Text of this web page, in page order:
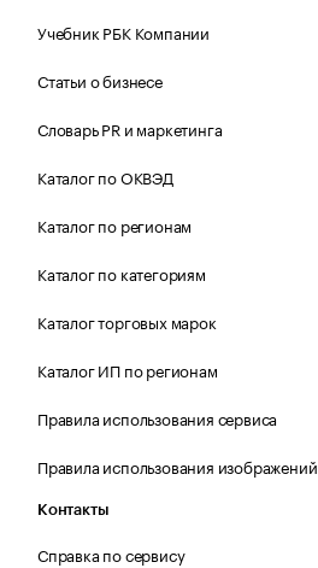
Учебник РБК Компании
Статьи о бизнесе
Словарь PR и маркетинга
Каталог по ОКВЭД
Каталог по регионам
Каталог по категориям
Каталог торговых марок
Каталог ИП по регионам
Правила использования сервиса
Правила использования изображений
Контакты
Справка по сервису